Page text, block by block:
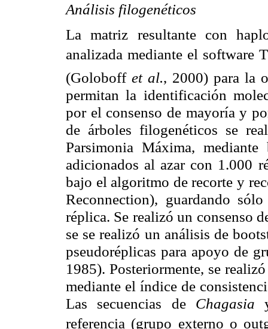
Análisis filogenéticos
La matriz resultante con
analizada mediante el software
(Goloboff et al., 2000) para la
permitan la identificación
por el consenso de mayoría y
de árboles filogenéticos se
Parsimonia Máxima,
adicionados al azar con 1.000
bajo el algoritmo de recorte y
Reconnection), guardando
réplica. Se realizó un consenso
se se realizó un análisis de
pseudoréplicas para apoyo de
1985). Posteriormente, se
mediante el índice de
Las secuencias de Chagasia
referencia (grupo externo o